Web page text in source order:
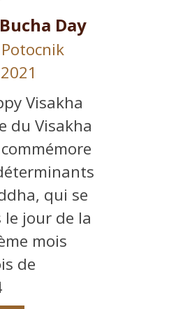
Day
Visakha
du Visakha
qui se
jour de la
mois
de